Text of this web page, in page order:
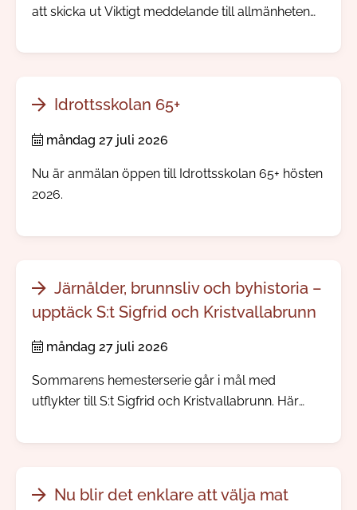
att skicka ut Viktigt meddelande till allmänheten
allvarligt händer. Ingen app eller registrering
Idrottsskolan 65+
måndag 27 juli 2026
Nu är anmälan öppen till Idrottsskolan 65+ hösten
2026.
Järnålder, brunnsliv och byhistoria –
upptäck S:t Sigfrid och Kristvallabrunn
måndag 27 juli 2026
Sommarens hemesterserie går i mål med
utflykter till S:t Sigfrid och Kristvallabrunn. Här
järnåldershistoria, gamla prästgårdar och minnen
dricka hälsobringande brunnsvatten.
Nu blir det enklare att välja mat